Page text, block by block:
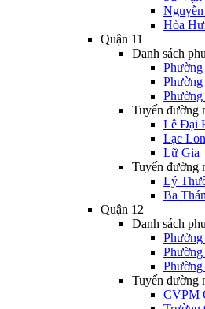
Hòa
Quận 11
Danh sách
Tuyến đường
Lê Đại
Lạc
Lữ Gia
Tuyến đường
Lý
Ba
Quận 12
Danh sách
Tuyến đường
CVPM